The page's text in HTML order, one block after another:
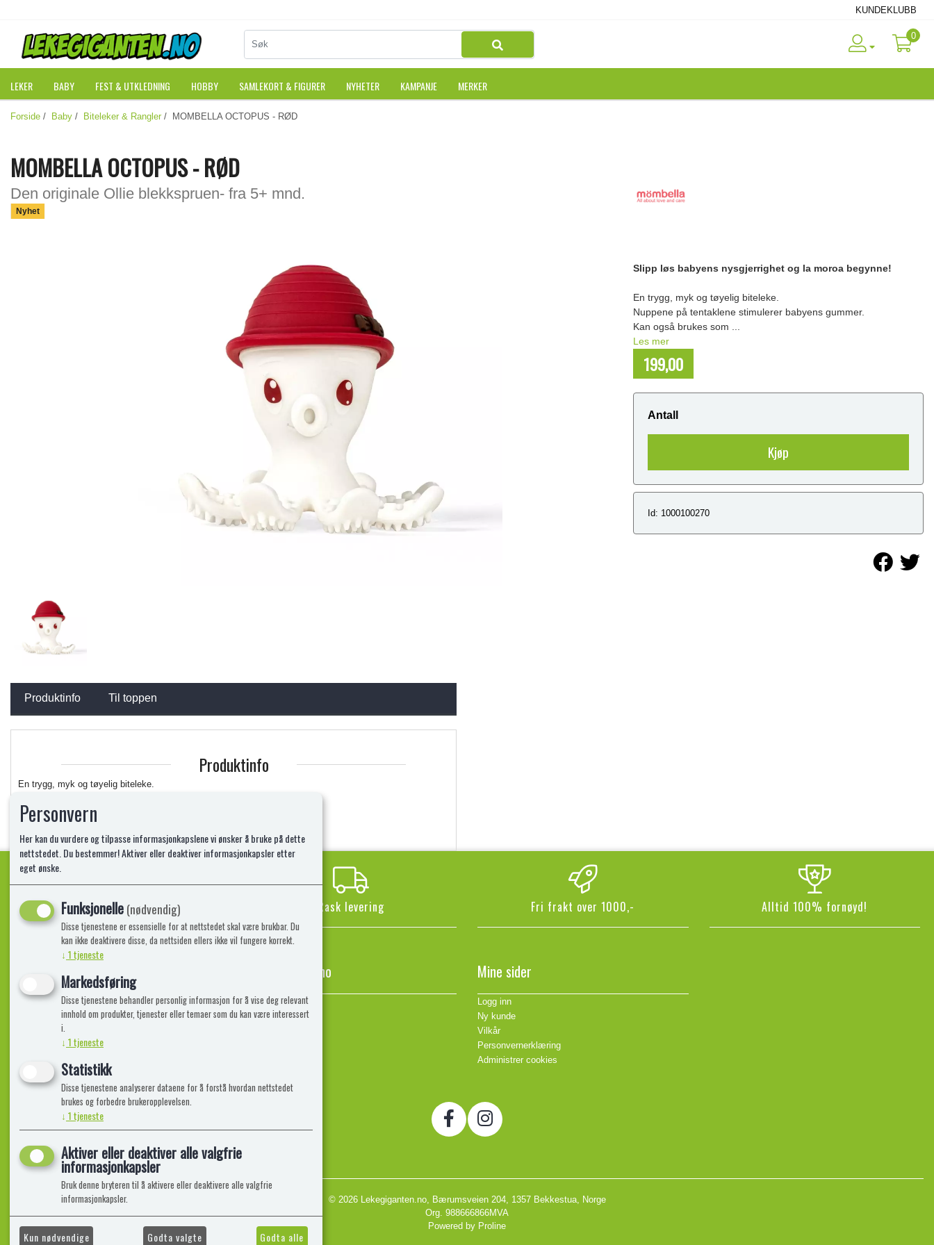
KUNDEKLUBB
0
LEKER BABY FEST & UTKLEDNING HOBBY SAMLEKORT & FIGURER NYHETER KAMPANJE MERKER
Forside / Baby / Biteleker & Rangler / MOMBELLA OCTOPUS - RØD
MOMBELLA OCTOPUS - RØD
Den originale Ollie blekkspruen- fra 5+ mnd.
Nyhet
Slipp løs babyens nysgjerrighet og la moroa begynne!
En trygg, myk og tøyelig biteleke.
Nuppene på tentaklene stimulerer babyens gummer.
Kan også brukes som ...
Les mer
199,00
Antall
Kjøp
Id: 1000100270
Produktinfo Til toppen
Produktinfo
En trygg, myk og tøyelig biteleke.
Kan også brukes som en badeleke og aktivitetsleke
Frembringer gode motoriske og koordinasjons egenskaper, stimulere b ...
Les mer
Kvalitetsprodukter! Rask levering Fri frakt over 1000,- Alltid 100% fornøyd!
Informasjon
Frakt, Retur og Reklamasjon
Lekegiganten.no
Kontakt oss
Om oss
Mine sider
Logg inn
Ny kunde
Vilkår
Personvernerklæring
Administrer cookies
© 2026 Lekegiganten.no, Bærumsveien 204, 1357 Bekkestua, Norge
Org. 988666866MVA
Powered by Proline
Personvern
Her kan du vurdere og tilpasse informasjonkapslene vi ønsker å bruke på dette
nettstedet. Du bestemmer! Aktiver eller deaktiver informasjonkapsler etter
eget ønske.
Funksjonelle(nødvendig)
Disse tjenestene er essensielle for at nettstedet skal være brukbar. Du
kan ikke deaktivere disse, da nettsiden ellers ikke vil fungere korrekt.
↓ 1tjeneste
Markedsføring
Disse tjenestene behandler personlig informasjon for å vise deg relevant
innhold om produkter, tjenester eller temaer som du kan være interessert
i.
↓ 1tjeneste
Statistikk
Disse tjenestene analyserer dataene for å forstå hvordan nettstedet
brukes og forbedre brukeropplevelsen.
↓ 1tjeneste
Aktiver eller deaktiver alle valgfrie
informasjonkapsler
Bruk denne bryteren til å aktivere eller deaktivere alle valgfrie
informasjonkapsler.
Kun nødvendige Godta valgte Godta alle